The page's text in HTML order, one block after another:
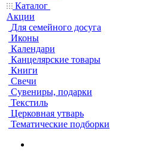
Каталог
Акции
Для семейного досуга
Иконы
Календари
Канцелярские товары
Книги
Свечи
Сувениры, подарки
Текстиль
Церковная утварь
Тематические подборки